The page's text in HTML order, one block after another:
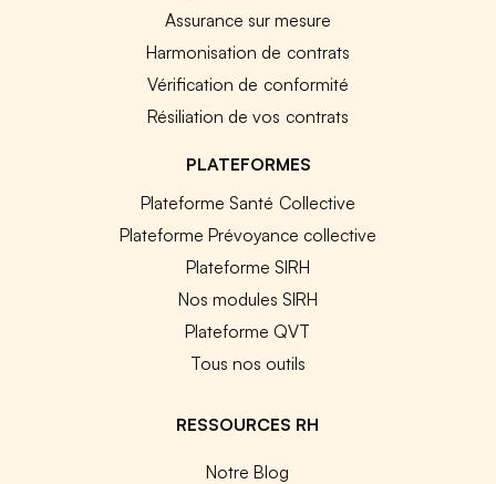
Assurance sur mesure
Harmonisation de contrats
Vérification de conformité
Résiliation de vos contrats
PLATEFORMES
Plateforme Santé Collective
Plateforme Prévoyance collective
Plateforme SIRH
Nos modules SIRH
Plateforme QVT
Tous nos outils
RESSOURCES RH
Notre Blog